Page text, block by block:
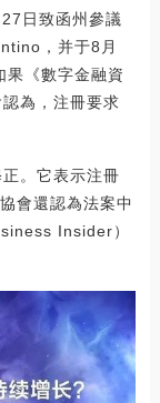
日致函州參議
，并于8月
《數字金融資
為，注冊要求
。它表示注冊
會還認為法案中
Insider）